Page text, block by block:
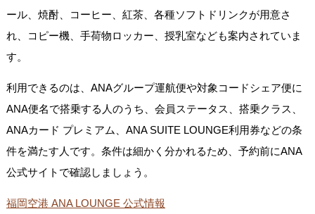
ール、焼酎、コーヒー、紅茶、各種ソフトドリンクが用意さ
れ、コピー機、手荷物ロッカー、授乳室なども案内されていま
す。
利用できるのは、ANAグループ運航便や対象コードシェア便に
ANA便名で搭乗する人のうち、会員ステータス、搭乗クラス、
ANAカード プレミアム、ANA SUITE LOUNGE利用券などの条
件を満たす人です。条件は細かく分かれるため、予約前にANA
公式サイトで確認しましょう。
福岡空港 ANA LOUNGE 公式情報